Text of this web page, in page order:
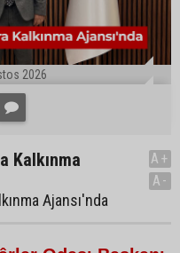
2026
Kalkınma
Ajansı'nda
A+
A-